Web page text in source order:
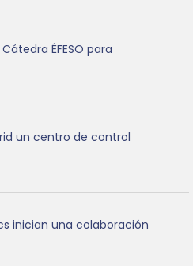
ÉFESO para
un centro de control
inician una colaboración